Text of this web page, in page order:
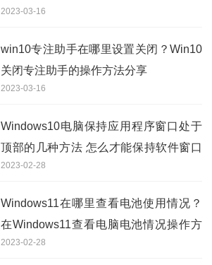
2023-03-16
win10专注助手在哪里设置关闭？Win10
关闭专注助手的操作方法分享
2023-03-16
Windows10电脑保持应用程序窗口处于
顶部的几种方法 怎么才能保持软件窗口
始终位于顶部？
2023-02-28
Windows11在哪里查看电池使用情况？
在Windows11查看电脑电池情况操作方
法介绍
2023-02-28